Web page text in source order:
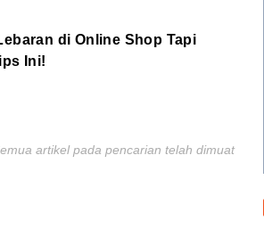
di Online Shop Tapi
Ini!
artikel pada pencarian telah dimuat